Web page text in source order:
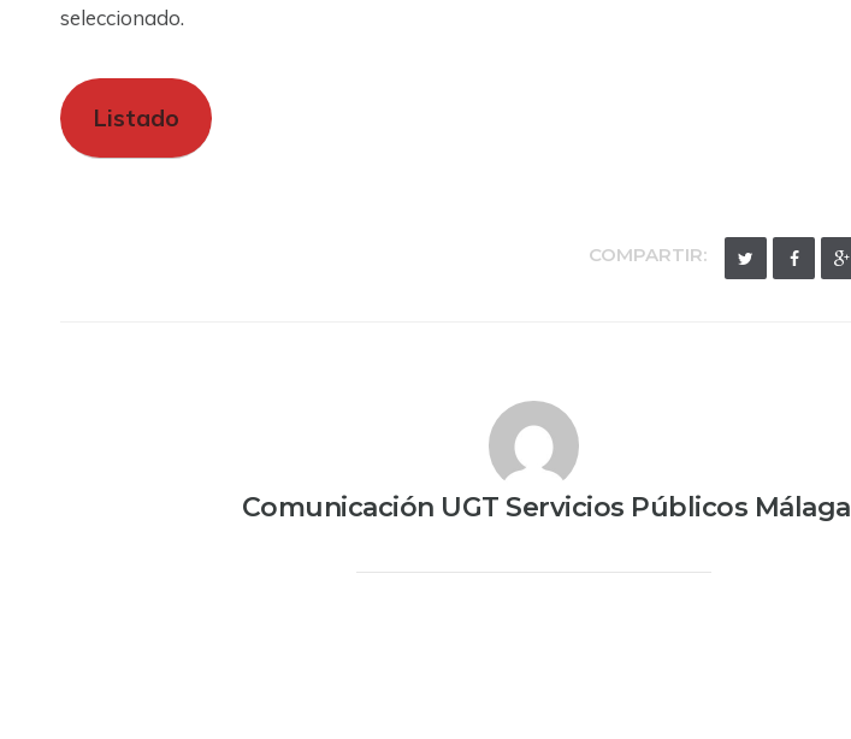
seleccionado.
Listado
COMPARTIR:
Comunicación UGT Servicios Públicos Málaga